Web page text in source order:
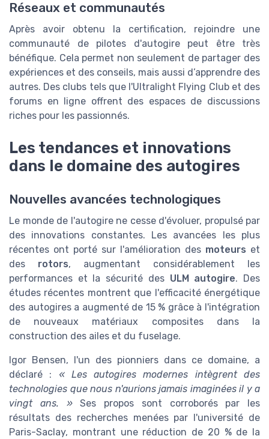
Réseaux et communautés
Après avoir obtenu la certification, rejoindre une
communauté de pilotes d'autogire peut être très
bénéfique. Cela permet non seulement de partager des
expériences et des conseils, mais aussi d’apprendre des
autres. Des clubs tels que l'Ultralight Flying Club et des
forums en ligne offrent des espaces de discussions
riches pour les passionnés.
Les tendances et innovations
dans le domaine des autogires
Nouvelles avancées technologiques
Le monde de l'autogire ne cesse d'évoluer, propulsé par
des innovations constantes. Les avancées les plus
récentes ont porté sur l'amélioration des moteurs et
des rotors, augmentant considérablement les
performances et la sécurité des ULM autogire. Des
études récentes montrent que l'efficacité énergétique
des autogires a augmenté de 15 % grâce à l'intégration
de nouveaux matériaux composites dans la
construction des ailes et du fuselage.
Igor Bensen, l'un des pionniers dans ce domaine, a
déclaré : « Les autogires modernes intègrent des
technologies que nous n'aurions jamais imaginées il y a
vingt ans. »Ses propos sont corroborés par les
résultats des recherches menées par l'université de
Paris-Saclay, montrant une réduction de 20 % de la